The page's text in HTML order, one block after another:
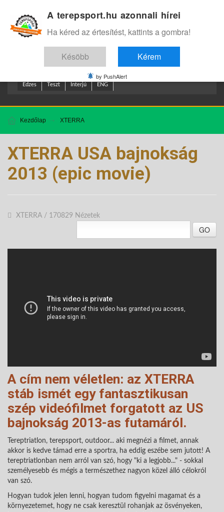
Edzes Teszt Interjú ENG
Kezdőlap XTERRA
XTERRA USA bajnokság
2013 (epic movie)
XTERRA / 170829 Nézetek
GO
A cím nem véletlen: az XTERRA
stáb ismét egy fantasztikusan
szép videófilmet forgatott az US
bajnokság 2013-as futamáról.
Tereptriatlon, terepsport, outdoor... aki megnézi a filmet, annak
akkor is kedve támad erre a sportra, ha eddig eszébe sem jutott! A
tereptriatlonban nem arról van szó, hogy "ki a legjobb..." - sokkal
személyesebb és mégis a természethez nagyon közel álló célokról
van szó.
Hogyan tudok jelen lenni, hogyan tudom figyelni magamat és a
környezetemet, hogy ne csak keresztül rohanjak az ösvényeken,
A terepsport.hu azonnali hírei
Ha kéred az értesítést, kattints a gombra!
Késöbb Kérem
by PushAlert